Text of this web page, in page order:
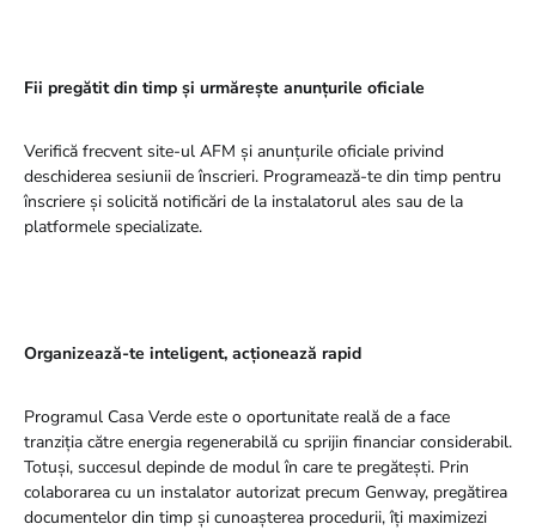
Fii pregătit din timp și urmărește anunțurile oficiale
Verifică frecvent site-ul AFM și anunțurile oficiale privind
deschiderea sesiunii de înscrieri. Programează-te din timp pentru
înscriere și solicită notificări de la instalatorul ales sau de la
platformele specializate.
Organizează-te inteligent, acționează rapid
Programul Casa Verde este o oportunitate reală de a face
tranziția către energia regenerabilă cu sprijin financiar considerabil.
Totuși, succesul depinde de modul în care te pregătești. Prin
colaborarea cu un instalator autorizat precum Genway, pregătirea
documentelor din timp și cunoașterea procedurii, îți maximizezi